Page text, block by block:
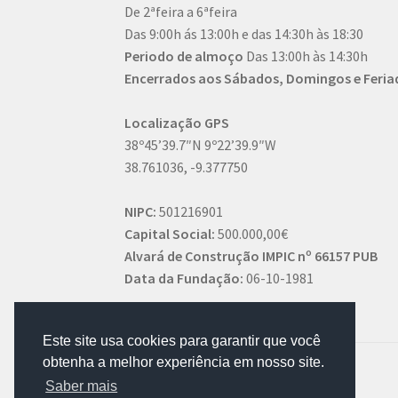
Este site usa cookies para garantir que você
obtenha a melhor experiência em nosso site.
Saber mais
De 2ªfeira a 6ªfeira
Das 9:00h ás 13:00h e das 14:30h às 18:30
Periodo de almoço Das 13:00h às 14:30h
Encerrados aos Sábados, Domingos e
Localização GPS
38º45’39.7″N 9º22’39.9″W
38.761036, -9.377750
NIPC: 501216901
Capital Social: 500.000,00€
Alvará de Construção IMPIC nº 66157 PUB
Data da Fundação: 06-10-1981